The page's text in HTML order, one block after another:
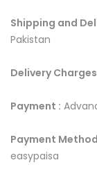
Shipping and
Pakistan
Delivery
Payment :
Payment
easypaisa